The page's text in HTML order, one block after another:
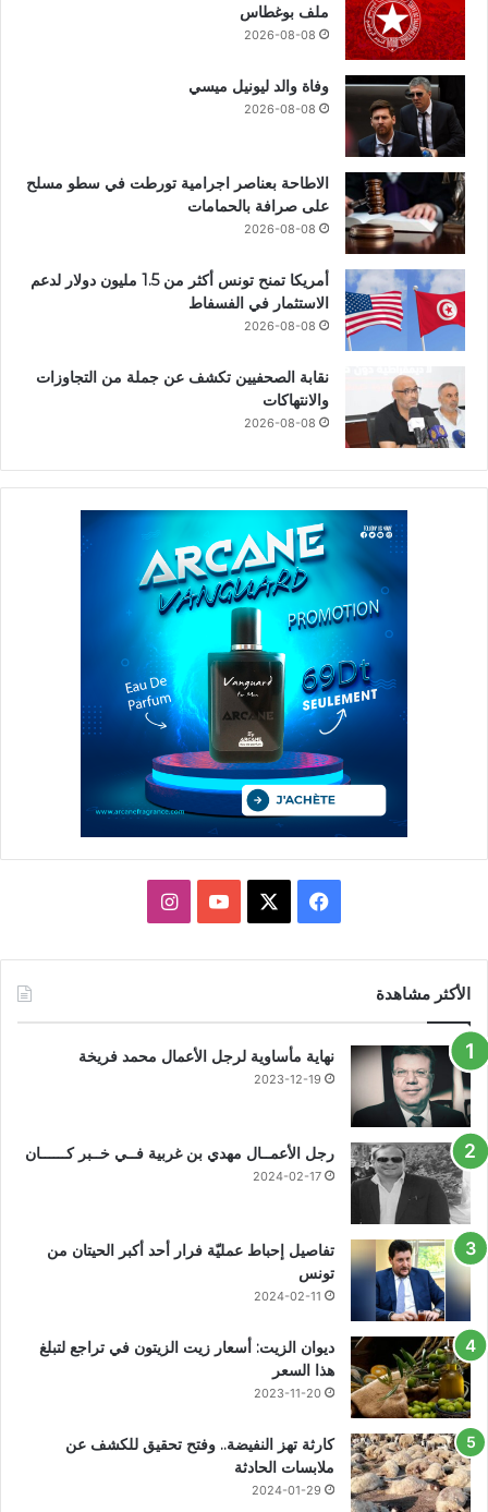
ملف بوغطاس
2026-08-08
وفاة والد ليونيل ميسي
2026-08-08
الاطاحة بعناصر اجرامية تورطت في سطو مسلح
على صرافة بالحمامات
2026-08-08
أمريكا تمنح تونس أكثر من 1.5 مليون دولار لدعم
الاستثمار في الفسفاط
2026-08-08
نقابة الصحفيين تكشف عن جملة من التجاوزات
والانتهاكات
2026-08-08
فيسبوك يوتيوبانستقرام
الأكثر مشاهدة
نهاية مأساوية لرجل الأعمال محمد فريخة
2023-12-19
رجل الأعمــال مهدي بن غربية فــي خــبر كــــــان
2024-02-17
تفاصيل إحباط عمليّة فرار أحد أكبر الحيتان من
تونس
2024-02-11
ديوان الزيت: أسعار زيت الزيتون في تراجع لتبلغ
هذا السعر
2023-11-20
كارثة تهز النفيضة.. وفتح تحقيق للكشف عن
ملابسات الحادثة
2024-01-29